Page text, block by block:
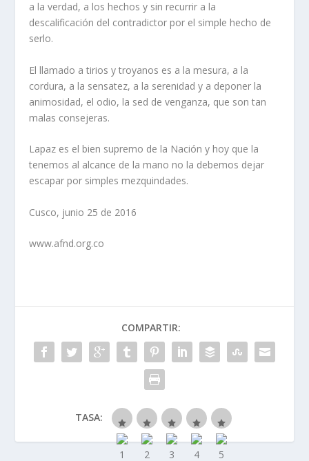
a la verdad, a los hechos y sin recurrir a la
descalificación del contradictor por el simple hecho de
serlo.
El llamado a tirios y troyanos es a la mesura, a la
cordura, a la sensatez, a la serenidad y a deponer la
animosidad, el odio, la sed de venganza, que son tan
malas consejeras.
Lapaz es el bien supremo de la Nación y hoy que la
tenemos al alcance de la mano no la debemos dejar
escapar por simples mezquindades.
Cusco, junio 25 de 2016
www.afnd.org.co
COMPARTIR:
TASA: